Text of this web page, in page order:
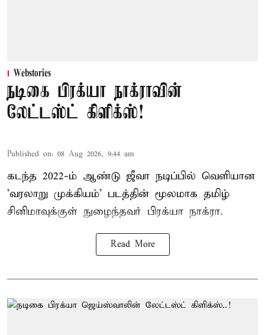
Webstories
நடிகை பிரக்யா நாக்ராவின்
லேட்டஸ்ட் கிளிக்ஸ்!
Published on: 08 Aug 2026, 9:44 am
கடந்த 2022-ம் ஆண்டு ஜீவா நடிப்பில் வெளியான
'வரலாறு முக்கியம்' படத்தின் மூலமாக தமிழ்
சினிமாவுக்குள் நுழைந்தவர் பிரக்யா நாக்ரா.
Read More